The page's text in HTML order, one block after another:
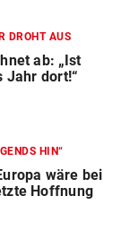
DROHT AUS
ab: „Ist
Jahr dort!“
HIN“
wäre bei
Hoffnung